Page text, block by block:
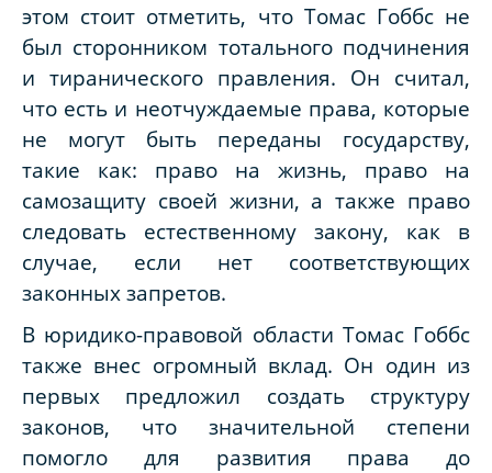
этом стоит отметить, что Томас Гоббс не
был сторонником тотального подчинения
и тиранического правления. Он считал,
что есть и неотчуждаемые права, которые
не могут быть переданы государству,
такие как: право на жизнь, право на
самозащиту своей жизни, а также право
следовать естественному закону, как в
случае, если нет соответствующих
законных запретов.
В юридико-правовой области Томас Гоббс
также внес огромный вклад. Он один из
первых предложил создать структуру
законов, что значительной степени
помогло для развития права до